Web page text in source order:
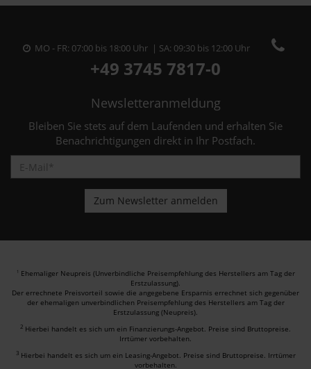
MO - FR: 07:00 bis 18:00 Uhr | SA: 09:30 bis 12:00 Uhr
+49 3745 7817-0
Newsletteranmeldung
Bleiben Sie stets auf dem Laufenden und erhalten Sie
Benachrichtigungen direkt in Ihr Postfach.
1 Ehemaliger Neupreis (Unverbindliche Preisempfehlung des Herstellers am Tag der
Erstzulassung).
Der errechnete Preisvorteil sowie die angegebene Ersparnis errechnet sich gegenüber
der ehemaligen unverbindlichen Preisempfehlung des Herstellers am Tag der
Erstzulassung (Neupreis).
2 Hierbei handelt es sich um ein Finanzierungs-Angebot. Preise sind Bruttopreise.
Irrtümer vorbehalten.
3 Hierbei handelt es sich um ein Leasing-Angebot. Preise sind Bruttopreise. Irrtümer
vorbehalten.